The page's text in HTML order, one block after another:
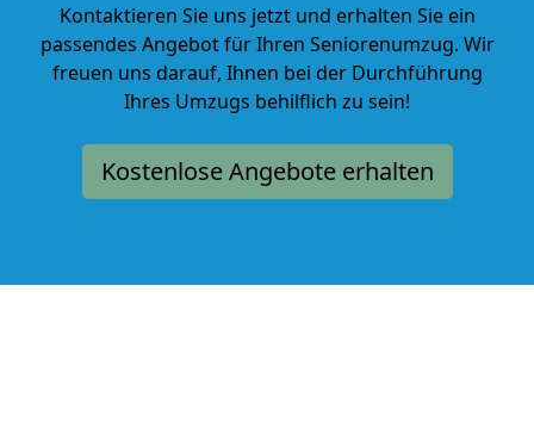
Kontaktieren Sie uns jetzt und erhalten Sie ein
passendes Angebot für Ihren Seniorenumzug. Wir
freuen uns darauf, Ihnen bei der Durchführung
Ihres Umzugs behilflich zu sein!
Kostenlose Angebote erhalten